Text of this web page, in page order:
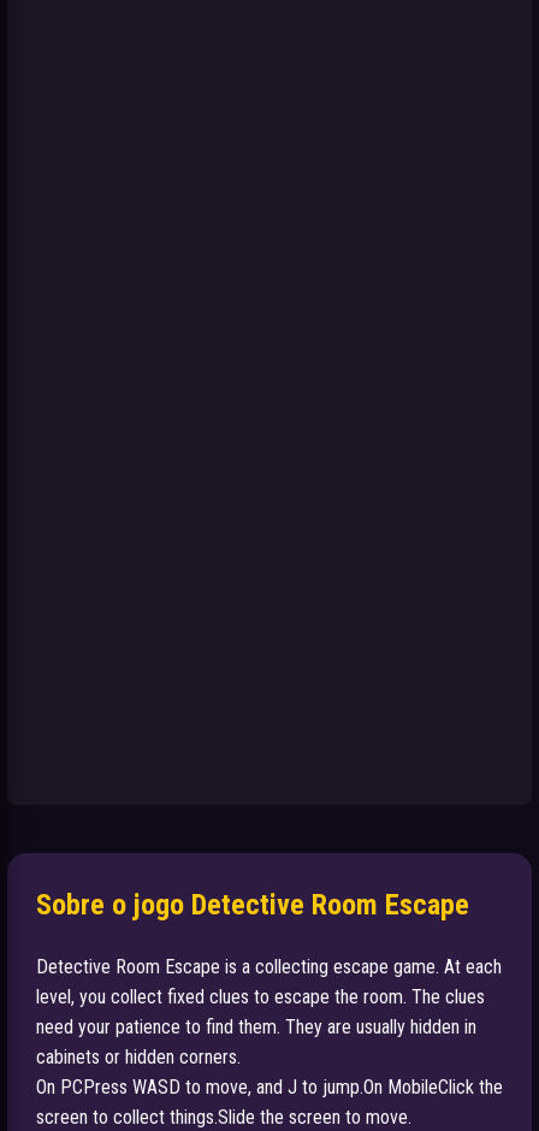
Sobre o jogo Detective Room Escape
Detective Room Escape is a collecting escape game. At each
level, you collect fixed clues to escape the room. The clues
need your patience to find them. They are usually hidden in
cabinets or hidden corners.
On PCPress WASD to move, and J to jump.On MobileClick the
screen to collect things.Slide the screen to move.